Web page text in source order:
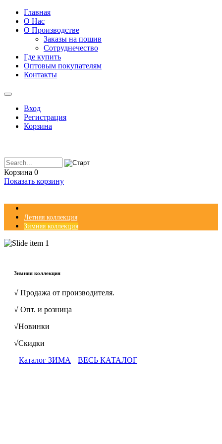
Главная
О Нас
О Производстве
Заказы на пошив
Сотруднечество
Где купить
Оптовым покупателям
Контакты
Вход
Регистрация
Корзина
Корзина 0
Показать корзину
Летняя коллекция
Зимняя коллекция
© FreeJoomla! 3 Modules
Зимняя коллекция
√ Продажа от производителя.
√ Опт. и розница
√Новинки
√Скидки
Каталог ЗИМА
ВЕСЬ КАТАЛОГ